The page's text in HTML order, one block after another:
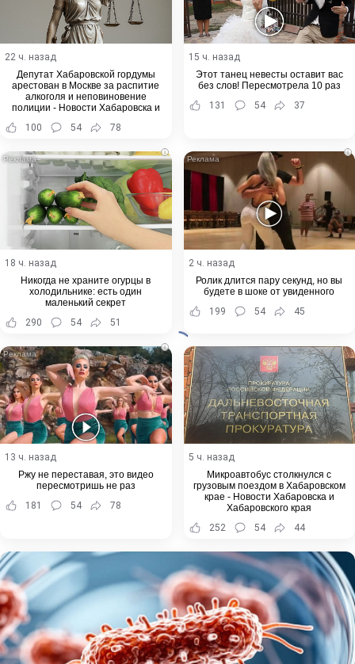
22 ч. назад
Депутат Хабаровской гордумы
арестован в Москве за распитие
алкоголя и неповиновение
полиции - Новости Хабаровска и
100 54 78
15 ч. назад
Этот танец невесты оставит вас
без слов! Пересмотрела 10 раз
131
54 37
i
18 ч. назад
Никогда не храните огурцы в
холодильнике: есть один
маленький секрет
290
54 51
i
2 ч. назад
Ролик длится пару секунд, но вы
будете в шоке от увиденного
199
54 45
i
13 ч. назад
Ржу не переставая, это видео
пересмотришь не раз
181
54 78
5 ч. назад
Микроавтобус столкнулся с
грузовым поездом в Хабаровском
крае - Новости Хабаровска и
Хабаровского края
252
54 44